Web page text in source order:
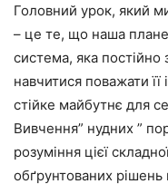
Головний урок, який
– це те, що наша
система, яка
навчитися поважати її
стійке майбутнє для
Вивчення” нудних ”
розуміння цієї
обґрунтованих